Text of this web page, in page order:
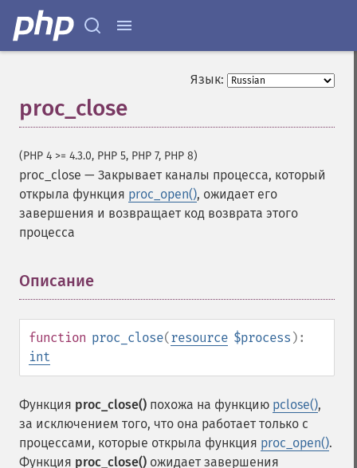
Язык:
proc_close
(PHP 4 >= 4.3.0, PHP 5, PHP 7, PHP 8)
proc_close — Закрывает каналы процесса, который
открыла функция proc_open(), ожидает его
завершения и возвращает код возврата этого
процесса
Описание
function proc_close(resource $process ):
int
Функция proc_close() похожа на функцию pclose(),
за исключением того, что она работает только с
процессами, которые открыла функция proc_open().
Функция proc_close() ожидает завершения